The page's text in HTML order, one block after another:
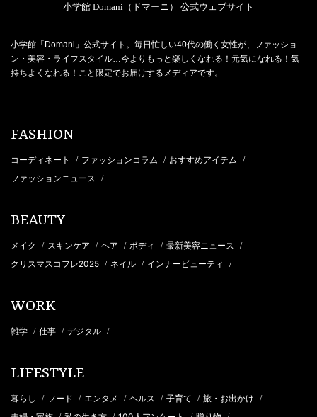
小学館 Domani（ドマーニ） 公式ウェブサイト
小学館「Domani」公式サイト。毎日忙しい40代の働く女性が、ファッショ
ン・美容・ライフスタイル…今よりもっと楽しくなれる！元気になれる！気
持ちよくなれる！こと限定でお届けするメディアです。
FASHION
コーディネート / ファッションコラム / おすすめアイテム /
ファッションニュース /
BEAUTY
メイク / スキンケア / ヘア / ボディ / 最新美容ニュース /
クリスマスコフレ2025 / ネイル / インナービューティ /
WORK
雑学 / 仕事 / デジタル /
LIFESTYLE
暮らし / フード / エンタメ / ヘルス / 子育て / 旅・お出かけ /